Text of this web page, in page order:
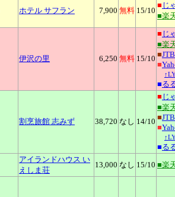
ホテル サフラン 7,900 無料 15/10
■ じ
■楽
伊沢の里 6,250 無料 15/10
■ じ
■楽
■JTB
■
■る
割烹旅館 志みず 38,720 なし 14/10
■ じ
■楽
■JTB
■
■る
アイランドハウス い
えしま荘
13,000 なし 15/10 ■楽